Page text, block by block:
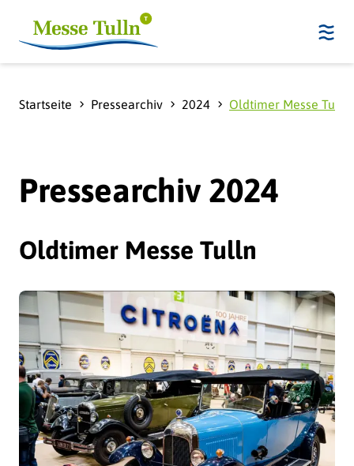
Startseite Pressearchiv 2024 Oldtimer Messe Tulln
Pressearchiv 2024
Oldtimer Messe Tulln